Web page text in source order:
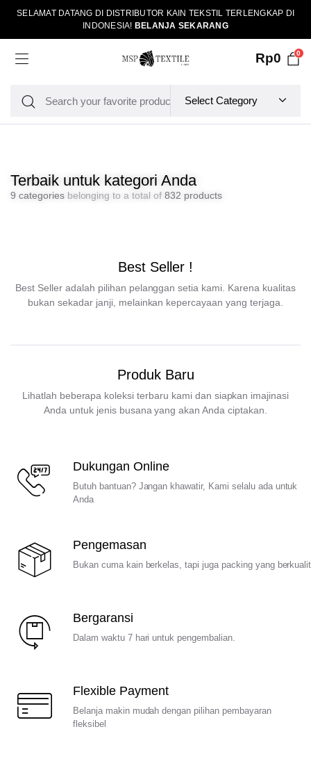
SELAMAT DATANG DI DISTRIBUTOR KAIN TEKSTIL TERLENGKAP DI
INDONESIA! BELANJA SEKARANG
Rp0 0
Terbaik untuk kategori Anda
9 categoriesbelonging to a total of 832 products
Best Seller !
Best Seller adalah pilihan pelanggan setia kami. Karena kualitas
bukan sekadar janji, melainkan kepercayaan yang terjaga.
Produk Baru
Lihatlah beberapa koleksi terbaru kami dan siapkan imajinasi
Anda untuk jenis busana yang akan Anda ciptakan.
Dukungan Online
Butuh bantuan? Jangan khawatir, Kami selalu ada untuk
Anda
Pengemasan
Bukan cuma kain berkelas, tapi juga packing yang
Bergaransi
Dalam waktu 7 hari untuk pengembalian.
Flexible Payment
Belanja makin mudah dengan pilihan pembayaran
fleksibel